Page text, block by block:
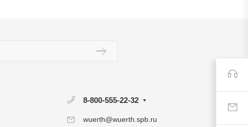
8-800-555-22-32
wuerth@wuerth.spb.ru